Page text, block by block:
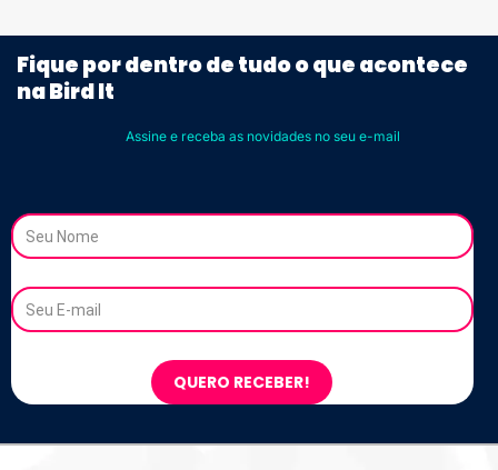
Fique por dentro de tudo o que acontece
na Bird It
Assine e receba as novidades no seu e-mail
Nome
Email
QUERO RECEBER!